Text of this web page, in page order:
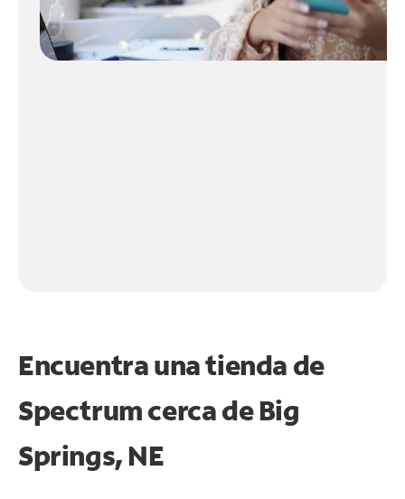
Encuentra una tienda de
Spectrumcerca de Big
Springs, NE